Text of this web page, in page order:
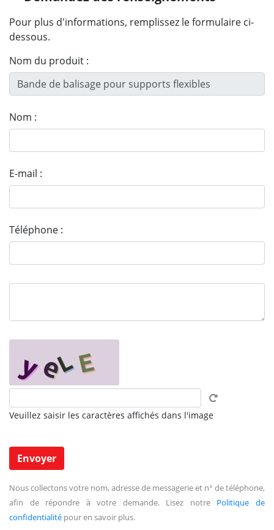
Pour plus d'informations, remplissez le formulaire ci-
dessous.
Nom du produit :
Nom :
E-mail :
Téléphone :
Veuillez saisir les caractères affichés dans l'image
Nous collectons votre nom, adresse de messagerie et n° de téléphone,
afin de répondre à votre demande. Lisez notre Politique de
confidentialité pour en savoir plus.